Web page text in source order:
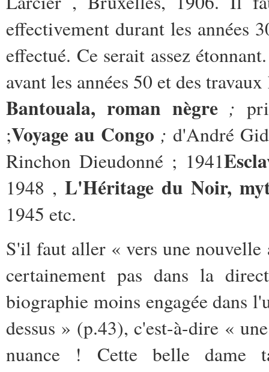
effectivement durant les années
effectué. Ce serait assez
avant les années 50 et des
Bantouala, roman nègre ;
;Voyage au Congo ;d'André
Rinchon Dieudonné ; 1941
1948 , L'Héritage du Noir,
1945 etc.
S'il faut aller « vers une
certainement pas dans la
biographie moins engagée dans
dessus » (p.43), c'est-à-dire «
nuance ! Cette belle dame